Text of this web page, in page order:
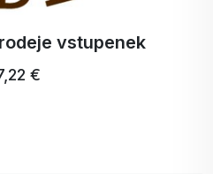
vstupenek
€